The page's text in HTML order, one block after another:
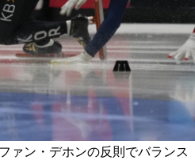
ァン・デホンの反則でバランス